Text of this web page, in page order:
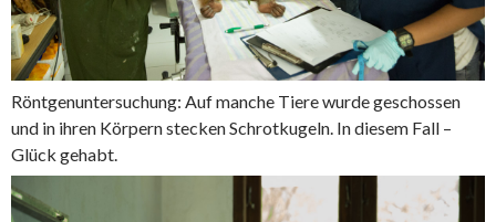
Röntgenuntersuchung: Auf manche Tiere wurde geschossen
und in ihren Körpern stecken Schrotkugeln. In diesem Fall –
Glück gehabt.